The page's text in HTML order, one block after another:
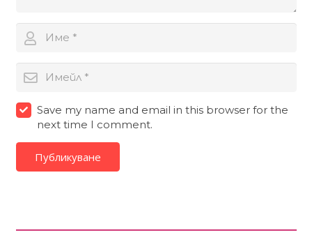
Save my name and email in this browser for the
next time I comment.
Публикуване